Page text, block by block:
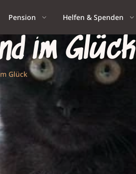
Pension Helfen & Spenden
im Glück
Glück